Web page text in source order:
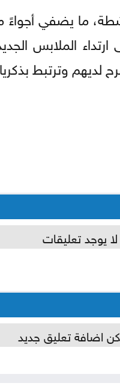
ما يضفي أجواءً
الملابس
لديهم وترتبط
لا يوجد تعليقات
اضافة تعليق جديد